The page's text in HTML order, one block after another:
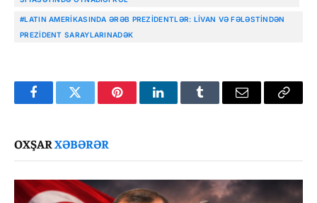
#LATIN AMERIKASINDA ƏRƏB PREZIDENTLƏR: LIVAN VƏ FƏLƏSTINDƏN
PREZIDENT SARAYLARINADƏK
FacebookTwitter PinterestLinkedInTumblr Email
Copy
OXŞARXƏBƏRƏR